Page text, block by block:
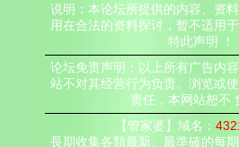
说明：本论坛所提供的内容、资
用在合法的资料探讨，暂不适用
特此声明 ！
论坛免责声明：以上所有广告内
站不对其经营行为负责。浏览或
责任，本网站恕不
【管家婆】域名：
長期收集各類最新、最準確的每